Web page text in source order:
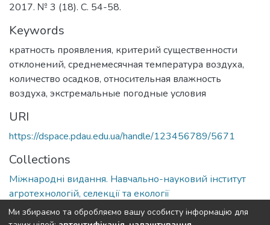
2017. № 3 (18). С. 54-58.
Keywords
кратность проявления, критерий существенности
отклонений, среднемесячная температура воздуха,
количество осадков, относительная влажность
воздуха, экстремальные погодные условия
URI
https://dspace.pdau.edu.ua/handle/123456789/5671
Collections
Міжнародні видання. Навчально-науковий інститут
агротехнологій, селекції та екології
Full item page
Ми збираємо та обробляємо вашу особисту інформацію для